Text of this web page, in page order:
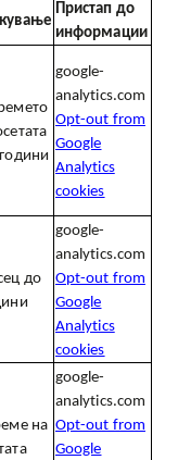
Пристап до
информации
google-
analytics.com
Opt-out from
Google
Analytics
cookies
до
google-
analytics.com
Opt-out from
Google
Analytics
cookies
на
google-
analytics.com
Opt-out from
Google